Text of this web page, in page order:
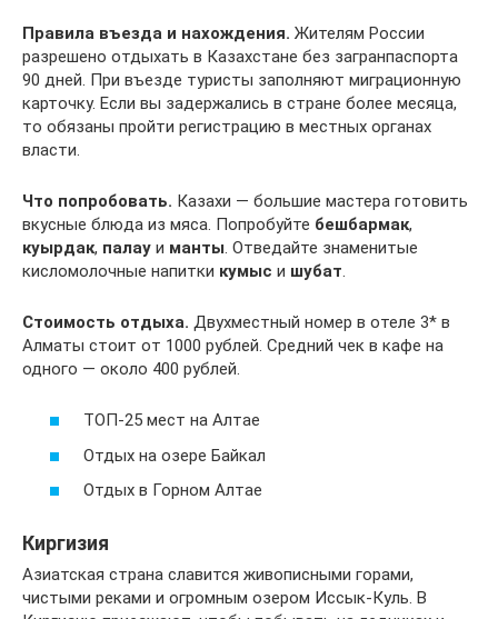
Правила въезда и нахождения. Жителям России
разрешено отдыхать в Казахстане без загранпаспорта
90 дней. При въезде туристы заполняют миграционную
карточку. Если вы задержались в стране более месяца,
то обязаны пройти регистрацию в местных органах
власти.
Что попробовать. Казахи — большие мастера готовить
вкусные блюда из мяса. Попробуйте бешбармак,
куырдак, палау и манты . Отведайте знаменитые
кисломолочные напитки кумыс и шубат
Стоимость отдыха. Двухместный номер в отеле 3* в
Алматы стоит от 1000 рублей. Средний чек в кафе на
одного — около 400 рублей.
ТОП-25 мест на Алтае
Отдых на озере Байкал
Отдых в Горном Алтае
Киргизия
Азиатская страна славится живописными горами,
чистыми реками и огромным озером Иссык-Куль. В